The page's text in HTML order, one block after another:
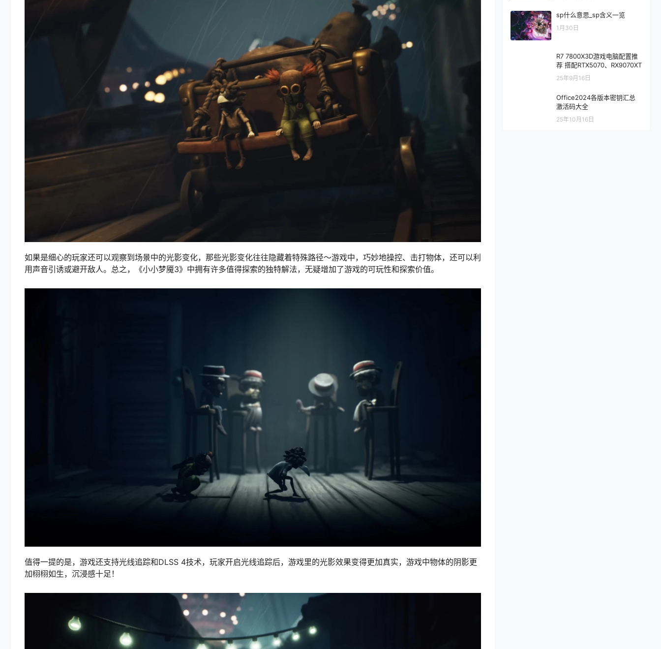
如果是细心的玩家还可以观察到场景中的光影变化，那些光影变化往往隐藏着特殊路径～游戏中，巧妙地操控、击打物体，还可以利
用声音引诱或避开敌人。总之，《小小梦魇3》中拥有许多值得探索的独特解法，无疑增加了游戏的可玩性和探索价值。
值得一提的是，游戏还支持光线追踪和DLSS 4技术，玩家开启光线追踪后，游戏里的光影效果变得更加真实，游戏中物体的阴影更
加栩栩如生，沉浸感十足！
sp什么意思_sp含义一览
1月30日
R7 7800X3D游戏电脑配置推
荐 搭配RTX5070、RX9070XT
25年9月16日
Office2024各版本密钥汇总
激活码大全
25年10月16日